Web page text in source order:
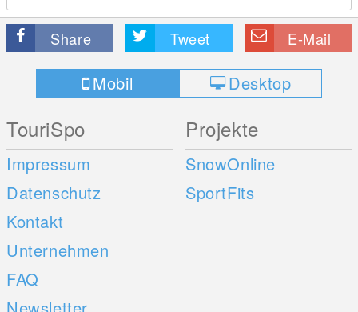
Share Tweet E-Mail
Mobil Desktop
TouriSpo
Impressum
Datenschutz
Kontakt
Unternehmen
FAQ
Projekte
SnowOnline
SportFits